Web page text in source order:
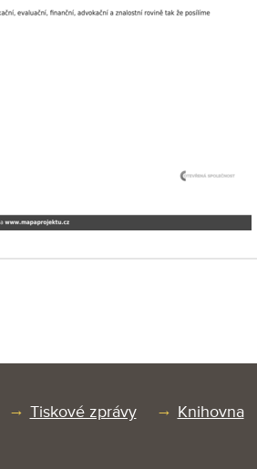
Tiskové zprávy Knihovna